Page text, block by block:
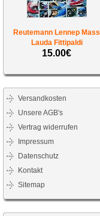
Reutemann Lennep Mass
Lauda Fittipaldi
15.00€
Versandkosten
Unsere AGB's
Vertrag widerrufen
Impressum
Datenschutz
Kontakt
Sitemap